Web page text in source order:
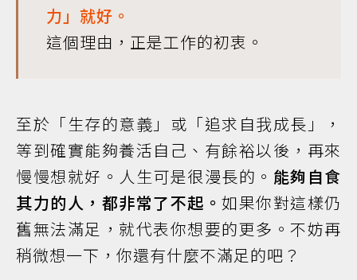
力」就好。
這個理由，正是工作的初衷。
至於「生存的意義」或「追求自我成長」，
等到確實能夠養活自己、有餘裕以後，再來
慢慢想就好。人生可是很漫長的。 能夠自食
其力的人，都非常了不起。 如果你對這樣仍
舊無法滿足，就代表你想要的更多。不妨再
稍微想一下，你還有什麼不滿足的吧？